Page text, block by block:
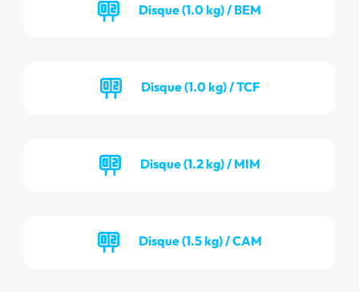
Disque (1.0 kg) / BEM
Disque (1.0 kg) / TCF
Disque (1.2 kg) / MIM
Disque (1.5 kg) / CAM